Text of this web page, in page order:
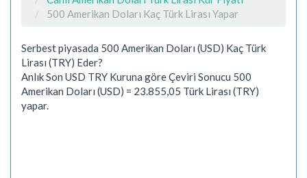
500 Amerikan Doları Kaç Türk Lirası Yapar
Serbest piyasada 500 Amerikan Doları (USD) Kaç Türk
Lirası (TRY) Eder?
Anlık Son USD TRY Kuruna göre Çeviri Sonucu 500
Amerikan Doları (USD) = 23.855,05 Türk Lirası (TRY)
yapar.